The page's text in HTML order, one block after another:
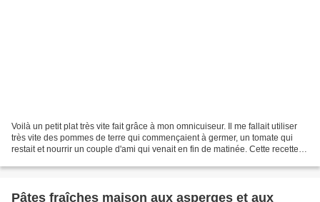
Voilà un petit plat très vite fait grâce à mon omnicuiseur. Il me fallait utiliser
très vite des pommes de terre qui commençaient à germer, un tomate qui
restait et nourrir un couple d'ami qui venait en fin de matinée. Cette recette
Pâtes fraîches maison aux asperges et aux